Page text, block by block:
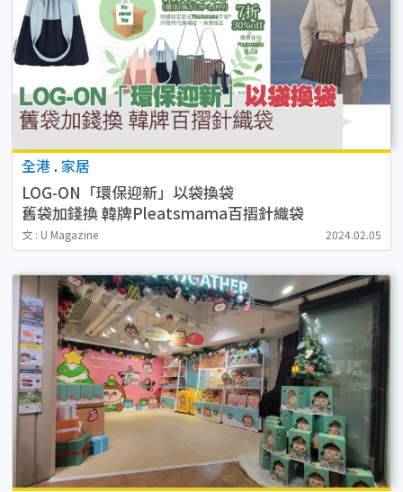
全港 . 家居
LOG-ON「環保迎新」以袋換袋
舊袋加錢換 韓牌Pleatsmama百摺針織袋
文 : U Magazine 2024.02.05